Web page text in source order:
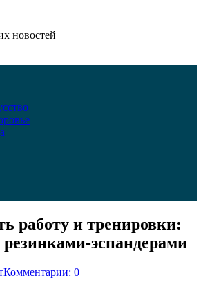
новостей
работу и тренировки:
эспандерами
Комментарии: 0